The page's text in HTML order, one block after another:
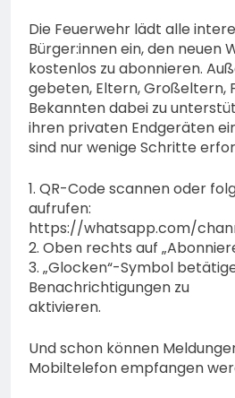
Die Feuerwehr lädt alle
Bürger:innen ein, den neuen
kostenlos zu abonnieren.
gebeten, Eltern, Großeltern,
Bekannten dabei zu
ihren privaten Endgeräten
sind nur wenige Schritte
1. QR-Code scannen oder
aufrufen:
https://whatsapp.com/
2. Oben rechts auf
3. „Glocken“-Symbol
Benachrichtigungen zu
aktivieren.
Und schon können
Mobiltelefon empfangen